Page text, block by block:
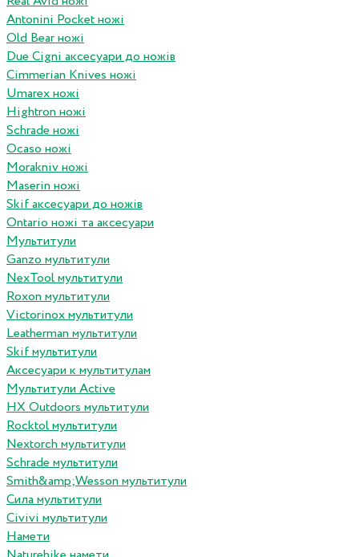
Antonini Pocket ножі
Old Bear ножі
Due Cigni аксесуари до ножів
Cimmerian Knives ножі
Umarex ножі
Hightron ножі
Schrade ножі
Ocaso ножі
Morakniv ножі
Maserin ножі
Skif аксесуари до ножів
Ontario ножі та аксесуари
Мультитули
Ganzo мультитули
NexTool мультитули
Roxon мультитули
Victorinox мультитули
Leatherman мультитули
Skif мультитули
Аксесуари к мультитулам
Мультитули Active
HX Outdoors мультитули
Rocktol мультитули
Nextorch мультитули
Schrade мультитули
Smith&amp;Wesson мультитули
Сила мультитули
Civivi мультитули
Намети